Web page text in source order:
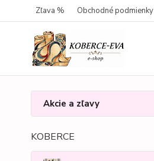
Zľava % Obchodné podmienky
Akcie a zľavy
KOBERCE